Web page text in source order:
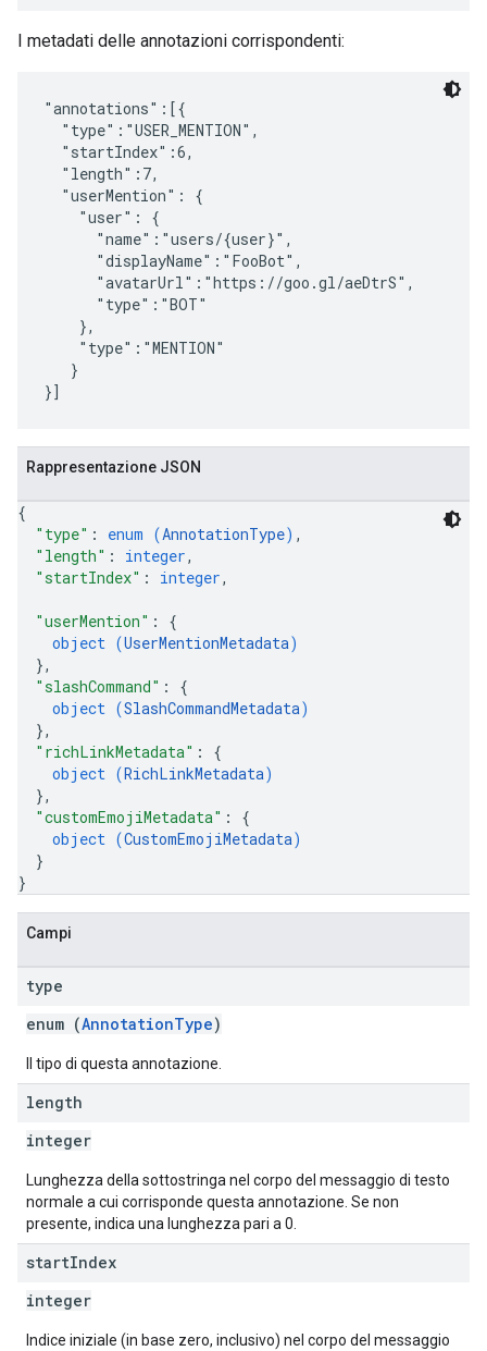
I metadati delle annotazioni corrispondenti:
"annotations":[{
  "type":"USER_MENTION",
  "startIndex":6,
  "length":7,
  "userMention": {
    "user": {
      "name":"users/{user}",
      "displayName":"FooBot",
      "avatarUrl":"https://goo.gl/aeDtrS",
      "type":"BOT"
    },
    "type":"MENTION"
   }
Rappresentazione JSON
{
"type" : enum (AnnotationType) ,
"length" : integer,
"startIndex" : integer,
"userMention" : {
object (UserMentionMetadata)
},
"slashCommand" : {
object (SlashCommandMetadata)
},
"richLinkMetadata" : {
object (RichLinkMetadata)
},
"customEmojiMetadata" : {
object (CustomEmojiMetadata)
}
}
Campi
type
enum (AnnotationType)
Il tipo di questa annotazione.
length
integer
Lunghezza della sottostringa nel corpo del messaggio di testo
normale a cui corrisponde questa annotazione. Se non
presente, indica una lunghezza pari a 0.
startIndex
integer
Indice iniziale (in base zero, inclusivo) nel corpo del messaggio